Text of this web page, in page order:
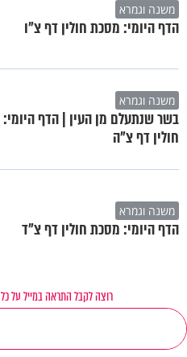
משנה וגמרא
הדף היומי: מסכת חולין דף צ"ו
משנה וגמרא
בשר שנתעלם מן העין | הדף
חולין דף צ"ה
משנה וגמרא
הדף היומי: מסכת חולין דף צ"ד
רוצה לקבל התראה במייל על